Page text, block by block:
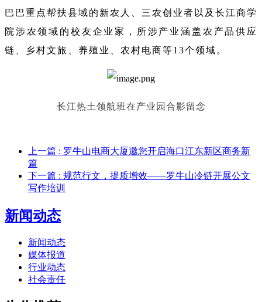
巴巴重点帮扶县域的新农人、三农创业者以及长江商学
院涉农领域的校友企业家，所涉产业涵盖农产品供应
链、乡村文旅、养殖业、农村电商等13个领域。
长江热土领航班在产业园合影留念
上一篇 : 罗牛山电商大厦邀您开启海口江东新区商务新
篇
下一篇 : 规范行文，提质增效——罗牛山冷链开展公文
写作培训
新闻动态
新闻动态
媒体报道
行业动态
社会责任